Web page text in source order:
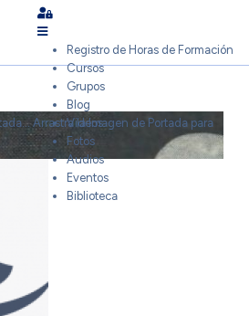
Sign In
Registro de Horas de Formación
Cursos
Grupos
Blog
Videos
Fotos
Audios
Eventos
Biblioteca
Arrastra la Imagen de Portada para